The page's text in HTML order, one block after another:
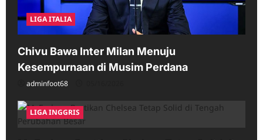
LIGA ITALIA
Chivu Bawa Inter Milan Menuju
Kesempurnaan di Musim Perdana
adminfoot68
LIGA INGGRIS